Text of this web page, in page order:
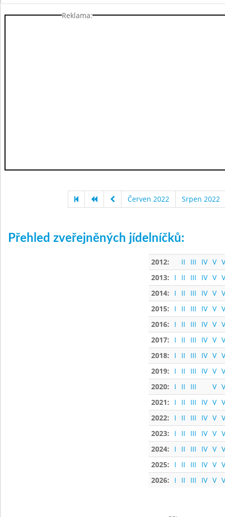
Reklama:
Červen 2022 Srpen 2022
Přehled zveřejněných jídelníčků:
2012: II III IV V
2013:
I II III IV V
2014:
I II III IV V
2015:
I II III IV V
2016:
I II III IV V
2017:
I II III IV V
2018:
I II III IV V
2019:
I II III IV V
2020:
I II III V
2021:
I II III IV V
2022:
I II III IV V
2023:
I II III IV V
2024:
I II III IV V
2025:
I II III IV V
2026:
I II III IV V